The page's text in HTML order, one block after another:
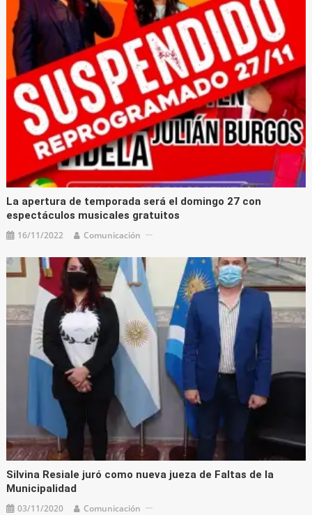
La apertura de temporada será el domingo 27 con
espectáculos musicales gratuitos
16/11/2022 Comunicación
Silvina Resiale juró como nueva jueza de Faltas de la
Municipalidad
03/11/2020 Comunicación